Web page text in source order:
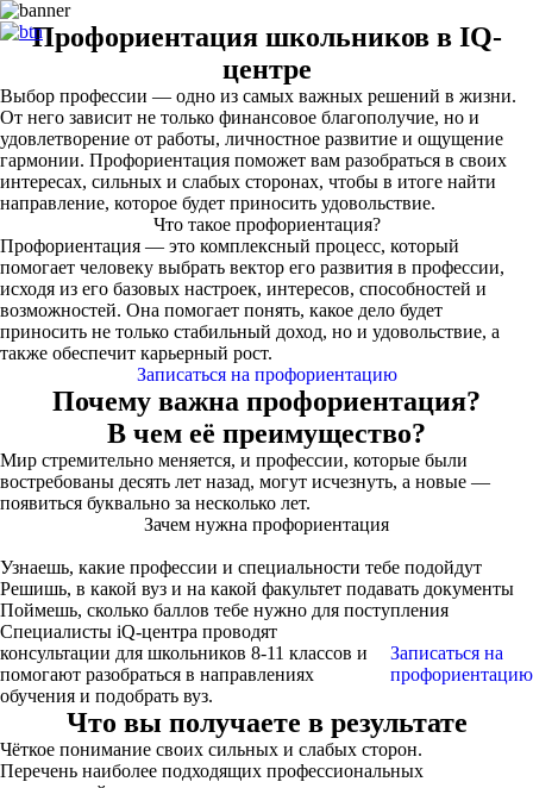
Профориентация школьников в IQ-
центре
Выбор профессии — одно из самых важных решений в жизни.
От него зависит не только финансовое благополучие, но и
удовлетворение от работы, личностное развитие и ощущение
гармонии. Профориентация поможет вам разобраться в своих
интересах, сильных и слабых сторонах, чтобы в итоге найти
направление, которое будет приносить удовольствие.
Что такое профориентация?
Профориентация — это комплексный процесс, который
помогает человеку выбрать вектор его развития в профессии,
исходя из его базовых настроек, интересов, способностей и
возможностей. Она помогает понять, какое дело будет
приносить не только стабильный доход, но и удовольствие, а
также обеспечит карьерный рост.
Записаться на профориентацию
Почему важна профориентация?
В чем её преимущество?
Мир стремительно меняется, и профессии, которые были
востребованы десять лет назад, могут исчезнуть, а новые —
появиться буквально за несколько лет.
Зачем нужна профориентация
Узнаешь, какие профессии и специальности тебе подойдут
Решишь, в какой вуз и на какой факультет подавать документы
Поймешь, сколько баллов тебе нужно для поступления
Специалисты iQ-центра проводят
консультации для школьников 8-11 классов и
помогают разобраться в направлениях
обучения и подобрать вуз.
Записаться на
профориентацию
Что вы получаете в результате
Чёткое понимание своих сильных и слабых сторон.
Перечень наиболее подходящих профессиональных